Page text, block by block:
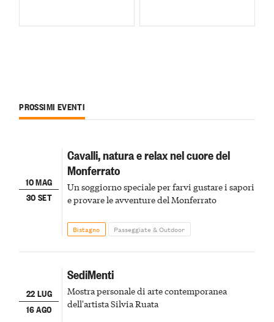
PROSSIMI EVENTI
10 MAG
30 SET
Cavalli, natura e relax nel cuore del
Monferrato
Un soggiorno speciale per farvi gustare i sapori
e provare le avventure del Monferrato
Bistagno Passeggiate & Outdoor
22 LUG
16 AGO
SediMenti
Mostra personale di arte contemporanea
dell'artista Silvia Ruata